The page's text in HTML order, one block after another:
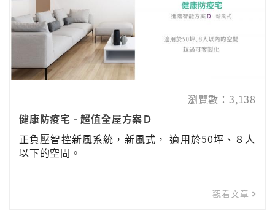
瀏覽數：3,138
健康防疫宅 - 超值全屋方案Ｄ
正負壓智控新風系統，新風式， 適用於50坪、８人
以下的空間。
觀看文章